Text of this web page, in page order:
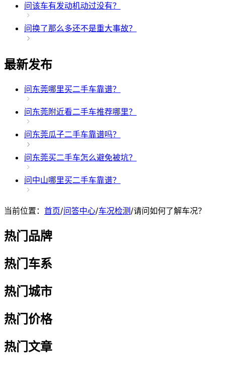
问该车有发动机动过没有？
问换了那么多还不是重大事故？
最新发布
问东莞哪里买二手车靠谱？
问东莞附近看二手车推荐哪里？
问东莞瓜子二手车靠谱吗？
问东莞买二手车怎么避免被坑？
问中山哪里买二手车靠谱？
当前位置： 首页/问答中心/车况检测 /请问如何了解车况？
热门品牌
热门车系
热门城市
热门价格
热门文章